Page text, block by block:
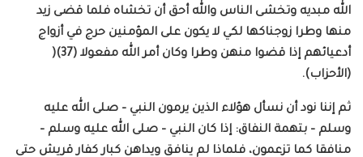
الله مبديه وتخشى الناس والله أحق أن تخشاه فلما قضى زيد
منها وطرا زوجناكها لكي لا يكون على المؤمنين حرج في أزواج
أدعيائهم إذا قضوا منهن وطرا وكان أمر الله مفعولا (37)(
(الأحزاب).
ثم إننا نود أن نسأل هؤلاء الذين يرمون النبي – صلى الله عليه
وسلم – بتهمة النفاق: إذا كان النبي – صلى الله عليه وسلم –
منافقا كما تزعمون، فلماذا لم ينافق ويداهن كبار كفار قريش حتى